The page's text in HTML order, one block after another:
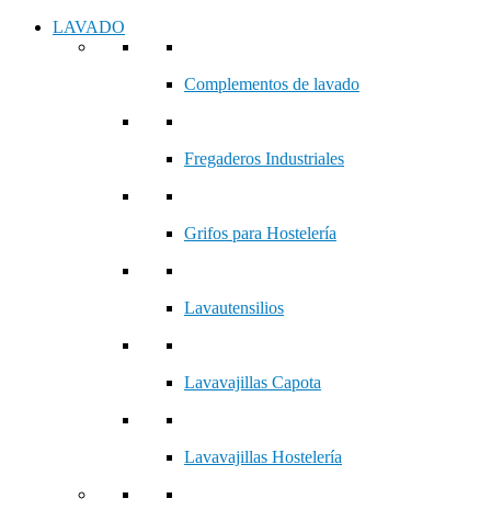
LAVADO
Complementos de lavado
Fregaderos Industriales
Grifos para Hostelería
Lavautensilios
Lavavajillas Capota
Lavavajillas Hostelería